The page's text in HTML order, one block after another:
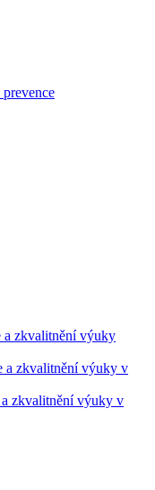
a zkvalitnění výuky
a zkvalitnění výuky v
zkvalitnění výuky v